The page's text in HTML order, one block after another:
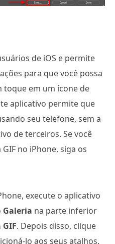
de iOS e permite
para que você possa
toque em um ícone de
aplicativo permite que
seu telefone, sem a
de terceiros. Se você
no iPhone, siga os
execute o aplicativo
Galeria na parte inferior
GIF. Depois disso, clique
lo aos seus atalhos.